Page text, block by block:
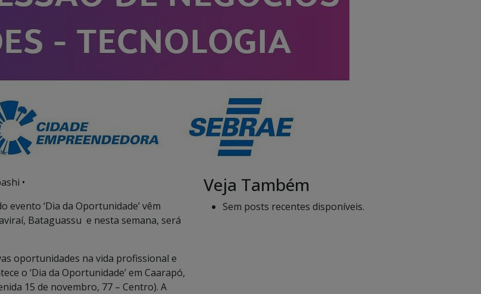
•
evento ‘Dia da Oportunidade’ vêm
Bataguassu e nesta semana, será
oportunidades na vida profissional e
o ‘Dia da Oportunidade’ em Caarapó,
15 de novembro, 77 – Centro). A
Veja Também
Sem posts recentes disponíveis.